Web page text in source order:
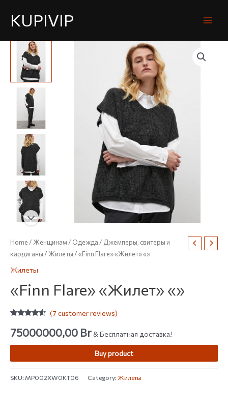
KUPIVIP
Home/Женщинам/ Одежда/ Джемперы, свитеры и
кардиганы/Жилеты/ «Finn Flare» «Жилет» «»
Жилеты
«Finn Flare» «Жилет» «»
out of 5
based on
(7 customer reviews)
75000000,00 Br& Бесплатная доставка!
Buy product
SKU:MP002XW0KT06 Category:Жилеты